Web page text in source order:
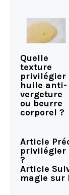
Quelle
texture
privilégier
huile anti-
vergeture
ou beurre
corporel ?
Article
privilégier
?
Article
magie sur